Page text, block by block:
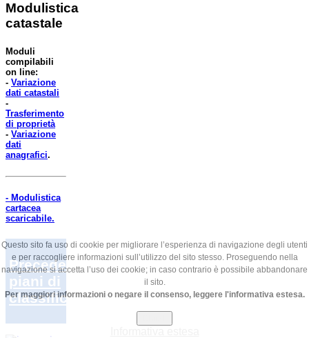
Modulistica
catastale
Moduli
compilabili
on line:
- Variazione
dati catastali
-
Trasferimento
di proprietà
- Variazione
dati
anagrafici.
- Modulistica
cartacea
scaricabile.
Precedenti
piani di
classifica
Questo sito fa uso di cookie per migliorare l’esperienza di navigazione degli utenti
e per raccogliere informazioni sull’utilizzo del sito stesso. Proseguendo nella
navigazione si accetta l’uso dei cookie; in caso contrario è possibile abbandonare
il sito.
Per maggiori informazioni o negare il consenso, leggere l'informativa estesa.